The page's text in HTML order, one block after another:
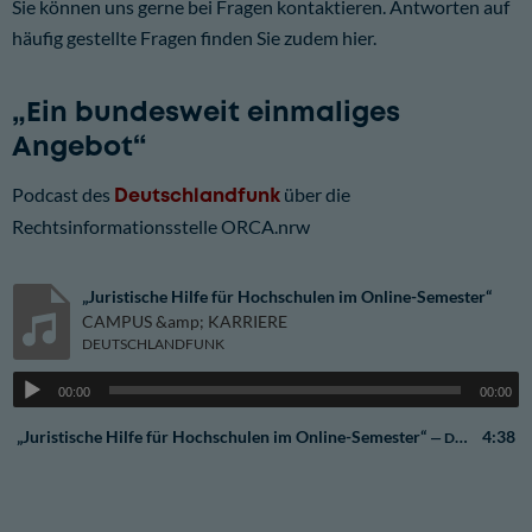
Sie können uns gerne bei Fragen kontaktieren. Antworten auf
häufig gestellte Fragen finden Sie zudem hier.
„Ein bundesweit einmaliges
Angebot“
Podcast des Deutschlandfunk über die
Rechtsinformationsstelle ORCA.nrw
„Juristische Hilfe für Hochschulen im Online-Semester“
CAMPUS &amp; KARRIERE
DEUTSCHLANDFUNK
00:00 00:00
„Juristische Hilfe für Hochschulen im Online-Semester“ — DEUTSCHLANDFUNK 4:38